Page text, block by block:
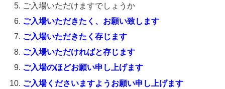
ご入場いただけますでしょうか
ご入場いただきたく、お願い致します
ご入場いただきたく存じます
ご入場いただければと存じます
ご入場のほどお願い申し上げます
ご入場くださいますようお願い申し上げます